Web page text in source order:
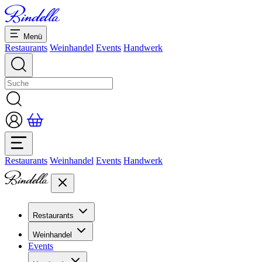
Menü
Restaurants Weinhandel Events Handwerk
Restaurants Weinhandel Events Handwerk
Restaurants
Übersicht Restaurants
Bankette & Events
Dolcezze
Weinhandel
Übersicht
Events